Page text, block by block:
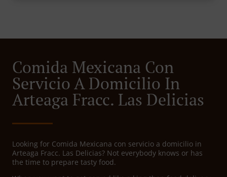
Comida Mexicana Con
Servicio A Domicilio In
Arteaga Fracc. Las Delicias
Looking for Comida Mexicana con servicio a domicilio in
Arteaga Fracc. Las Delicias? Not everybody knows or has
the time to prepare tasty food.